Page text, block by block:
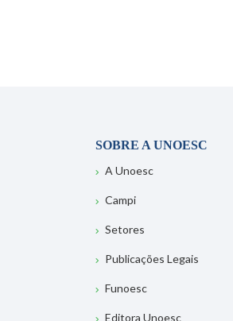
SOBRE A UNOESC
A Unoesc
Campi
Setores
Publicações Legais
Funoesc
Editora Unoesc